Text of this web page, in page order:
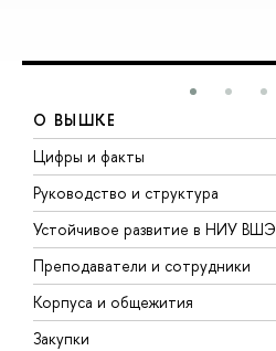
О ВЫШКЕ
Цифры и факты
Руководство и структура
Устойчивое развитие в НИУ ВШЭ
Преподаватели и сотрудники
Корпуса и общежития
Закупки